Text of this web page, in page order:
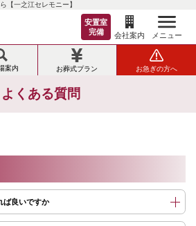
【一之江セレモニー】
安置室
完備
会社案内 メニュー
案内 お葬式プラン お急ぎの方へ
よくある質問
ば良いですか
くご連絡ください。搬送が必要な場合は、で
所にお迎えにあがります。
い場合は、一之江セレモニーホールの霊安室を
365日受け入れ可能な、大型保冷庫完備の霊安室
いたします。
日ほどでお通夜、その翌日に葬儀・告別式とい
とはいえ、お勤めいただく僧侶の都合や、火葬
もっとも大きな違いです。
ける親族控室をご用意しておりますので、通
だくことも可能です。
代行いたします。死亡届を提出すると、火葬